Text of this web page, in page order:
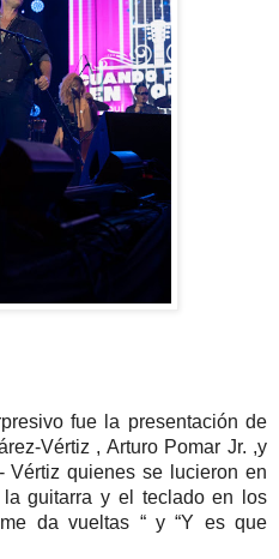
fue la presentación de
Vértiz , Arturo Pomar Jr. ,y
Vértiz quienes se lucieron en
guitarra y el teclado en los
da vueltas “ y “Y es que